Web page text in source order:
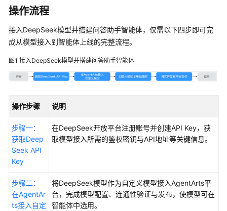
用
户
指
最
践
AgentArts
最
佳
汇
总
操作流程
接入DeepSeek模型并搭建问答助手智能体，仅需以下四步即可完
成从模型接入到智能体上线的完整流程。
图1 接入DeepSeek模型并搭建问答助手智能体
操作步骤 说明
步骤一：
获取Deep
Seek API
Key
在DeepSeek开放平台注册账号并创建API Key，获
取模型接入所需的鉴权密钥与API地址等关键信息。
步骤二：
在AgentAr
ts接入自定
将DeepSeek模型作为自定义模型接入AgentArts平
台，完成模型配置、连通性验证与发布，使模型可在
智能体中选用。